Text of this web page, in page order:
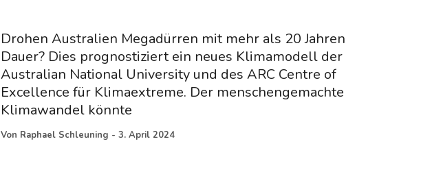
Drohen Australien Megadürren mit mehr als 20 Jahren
Dauer? Dies prognostiziert ein neues Klimamodell der
Australian National University und des ARC Centre of
Excellence für Klimaextreme. Der menschengemachte
Klimawandel könnte
Von Raphael Schleuning - 3. April 2024